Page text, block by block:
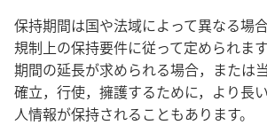
保持期間は国や法域によって異なる場
規制上の保持要件に従って定められま
期間の延長が求められる場合，または
確立，行使，擁護するために，より長
人情報が保持されることもあります。